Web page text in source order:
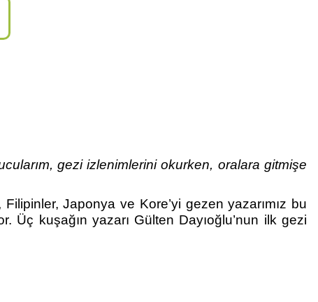
gezi izlenimlerini okurken, oralara gitmişe
Japonya ve Kore’yi gezen yazarımız bu
Üç kuşağın yazarı Gülten Dayıoğlu’nun ilk gezi